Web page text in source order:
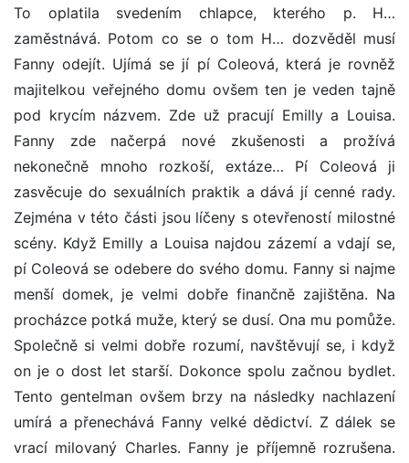
To oplatila svedením chlapce, kterého p. H…
zaměstnává. Potom co se o tom H… dozvěděl musí
Fanny odejít. Ujímá se jí pí Coleová, která je rovněž
majitelkou veřejného domu ovšem ten je veden tajně
pod krycím názvem. Zde už pracují Emilly a Louisa.
Fanny zde načerpá nové zkušenosti a prožívá
nekonečně mnoho rozkoší, extáze… Pí Coleová ji
zasvěcuje do sexuálních praktik a dává jí cenné rady.
Zejména v této části jsou líčeny s otevřeností milostné
scény. Když Emilly a Louisa najdou zázemí a vdají se,
pí Coleová se odebere do svého domu. Fanny si najme
menší domek, je velmi dobře finančně zajištěna. Na
procházce potká muže, který se dusí. Ona mu pomůže.
Společně si velmi dobře rozumí, navštěvují se, i když
on je o dost let starší. Dokonce spolu začnou bydlet.
Tento gentelman ovšem brzy na následky nachlazení
umírá a přenechává Fanny velké dědictví. Z dálek se
vrací milovaný Charles. Fanny je příjemně rozrušena.